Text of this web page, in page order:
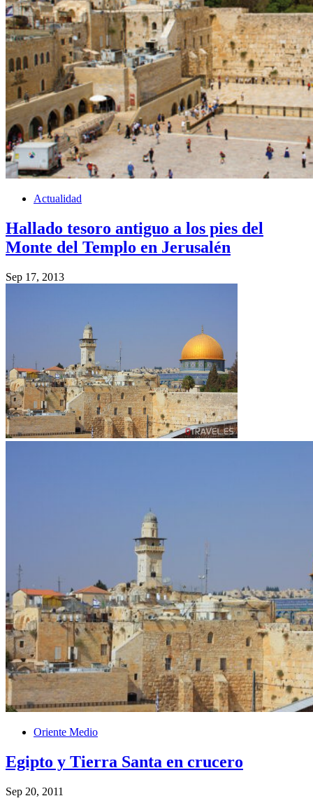
Actualidad
Hallado tesoro antiguo a los pies del
Monte del Templo en Jerusalén
Sep 17, 2013
Oriente Medio
Egipto y Tierra Santa en crucero
Sep 20, 2011